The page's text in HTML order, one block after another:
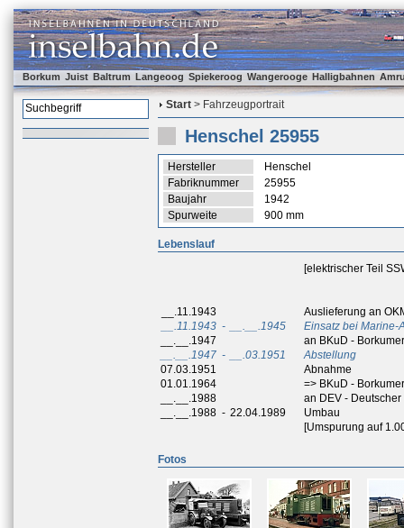
Borkum Juist Baltrum Langeoog Spiekeroog Wangerooge Halligbahnen
Start > Fahrzeugportrait
Henschel 25955
Hersteller
Henschel
Fabriknummer
25955
Baujahr
1942
Spurweite
900 mm
Lebenslauf
[elektrischer Teil
__.11.1943
Auslieferung an
__.11.1943 - __.__.1945
Einsatz bei Marine-
__.__.1947
an BKuD -
__.__.1947 - __.03.1951
Abstellung
07.03.1951
Abnahme
01.01.1964
=> BKuD -
__.__.1988
an DEV -
__.__.1988 - 22.04.1989
Umbau
[Umspurung auf
Fotos